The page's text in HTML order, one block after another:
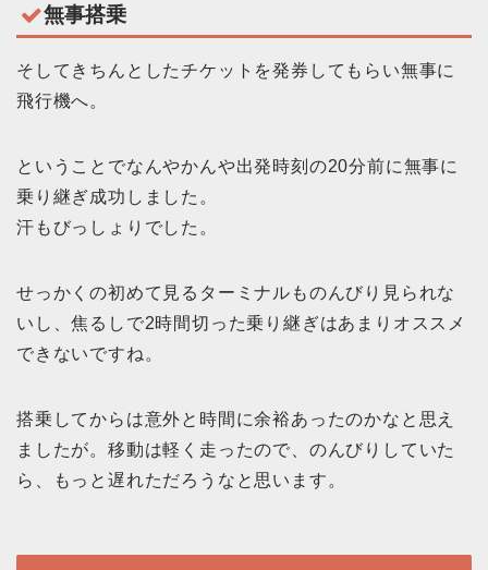
無事搭乗
そしてきちんとしたチケットを発券してもらい無事に
飛行機へ。
ということでなんやかんや出発時刻の20分前に無事に
乗り継ぎ成功しました。
汗もびっしょりでした。
せっかくの初めて見るターミナルものんびり見られな
いし、焦るしで2時間切った乗り継ぎはあまりオススメ
できないですね。
搭乗してからは意外と時間に余裕あったのかなと思え
ましたが。移動は軽く走ったので、のんびりしていた
ら、もっと遅れただろうなと思います。